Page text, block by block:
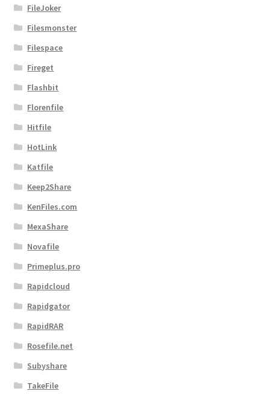
FileJoker
Filesmonster
Filespace
Fireget
Flashbit
Florenfile
Hitfile
HotLink
Katfile
Keep2Share
KenFiles.com
MexaShare
Novafile
Primeplus.pro
Rapidcloud
Rapidgator
RapidRAR
Rosefile.net
Subyshare
TakeFile